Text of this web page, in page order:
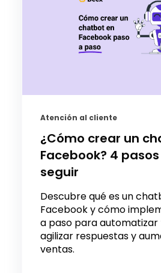
Atención al cliente
¿Cómo crear un
Facebook? 4
seguir
Descubre qué es un
Facebook y cómo
a paso para automatizar
agilizar respuestas y
ventas.